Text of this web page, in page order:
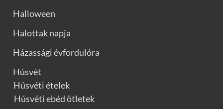
Halloween
Halottak napja
Házassági évfordulóra
Húsvét
Húsvéti ételek
Húsvéti ebéd ötletek